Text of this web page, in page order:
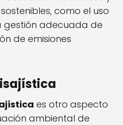
como el uso
gestión adecuada de
de emisiones
es otro aspecto
ambiental de